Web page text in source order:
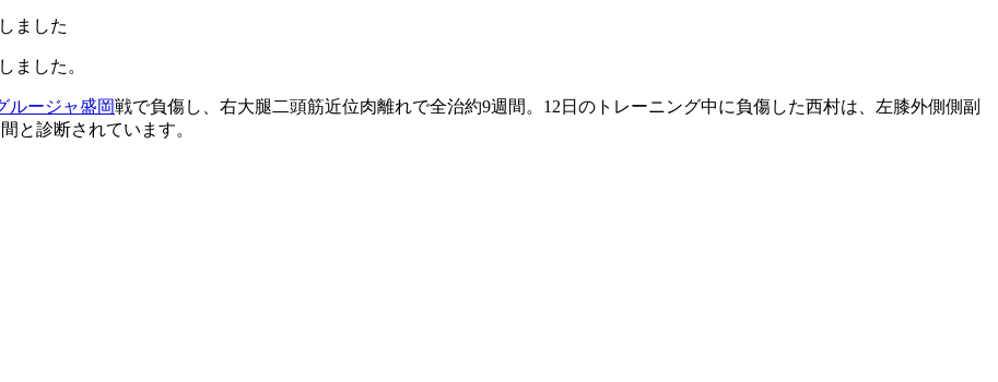
ました
ました。
ルージャ盛岡戦で負傷し、右大腿二頭筋近位肉離れで全治約9週間。12日のトレーニング中に負傷した西村は、左膝外側側副
と診断されています。